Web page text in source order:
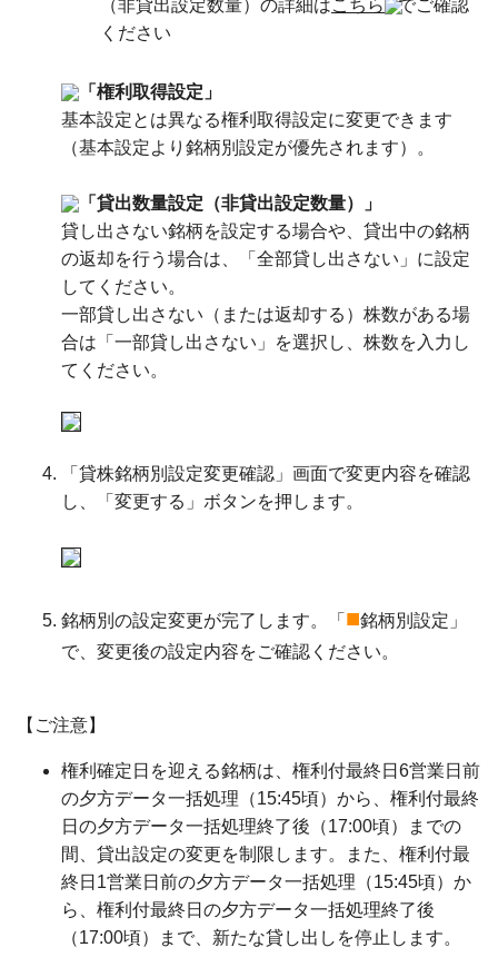
（非貸出設定数量）の詳細はこちら
でご確認
ください
「権利取得設定」
基本設定とは異なる権利取得設定に変更できます
（基本設定より銘柄別設定が優先されます）。
「貸出数量設定（非貸出設定数量）」
貸し出さない銘柄を設定する場合や、貸出中の銘柄
の返却を行う場合は、「全部貸し出さない」に設定
してください。
一部貸し出さない（または返却する）株数がある場
合は「一部貸し出さない」を選択し、株数を入力し
てください。
「貸株銘柄別設定変更確認」画面で変更内容を確認
し、「変更する」ボタンを押します。
銘柄別の設定変更が完了します。「 ■銘柄別設定」
で、変更後の設定内容をご確認ください。
【ご注意】
権利確定日を迎える銘柄は、権利付最終日6営業日前
の夕方データ一括処理（15:45頃）から、権利付最終
日の夕方データ一括処理終了後（17:00頃）までの
間、貸出設定の変更を制限します。また、権利付最
終日1営業日前の夕方データ一括処理（15:45頃）か
ら、権利付最終日の夕方データ一括処理終了後
（17:00頃）まで、新たな貸し出しを停止します。